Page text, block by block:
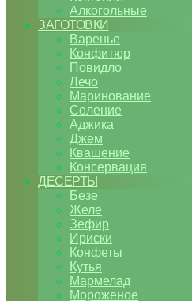
Алкогольные
ЗАГОТОВКИ
Варенье
Конфитюр
Повидло
Лечо
Маринование
Соление
Аджика
Джем
Квашение
Консервация
ДЕСЕРТЫ
Безе
Желе
Зефир
Ириски
Конфеты
Кутья
Мармелад
Мороженое